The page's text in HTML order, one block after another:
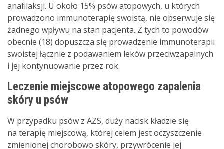
anafilaksji. U około 15% psów atopowych, u których
prowadzono immunoterapię swoistą, nie obserwuje się
żadnego wpływu na stan pacjenta. Z tych to powodów
obecnie (18) dopuszcza się prowadzenie immunoterapii
swoistej łącznie z podawaniem leków przeciwzapalnych
i jej kontynuowanie przez rok.
Leczenie miejscowe atopowego zapalenia
skóry u psów
W przypadku psów z AZS, duży nacisk kładzie się
na terapię miejscową, której celem jest oczyszczenie
zmienionej chorobowo skóry, przywrócenie jej